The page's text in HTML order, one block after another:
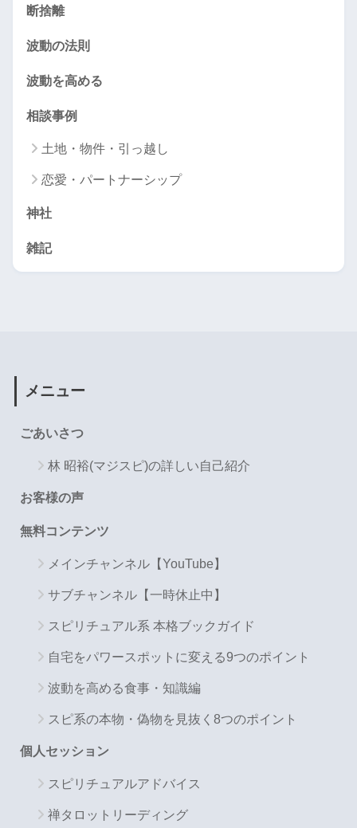
断捨離
波動の法則
波動を高める
相談事例
土地・物件・引っ越し
恋愛・パートナーシップ
神社
雑記
メニュー
ごあいさつ
林 昭裕(マジスピ)の詳しい自己紹介
お客様の声
無料コンテンツ
メインチャンネル【YouTube】
サブチャンネル【一時休止中】
スピリチュアル系 本格ブックガイド
自宅をパワースポットに変える9つのポイント
波動を高める食事・知識編
スピ系の本物・偽物を見抜く8つのポイント
個人セッション
スピリチュアルアドバイス
禅タロットリーディング